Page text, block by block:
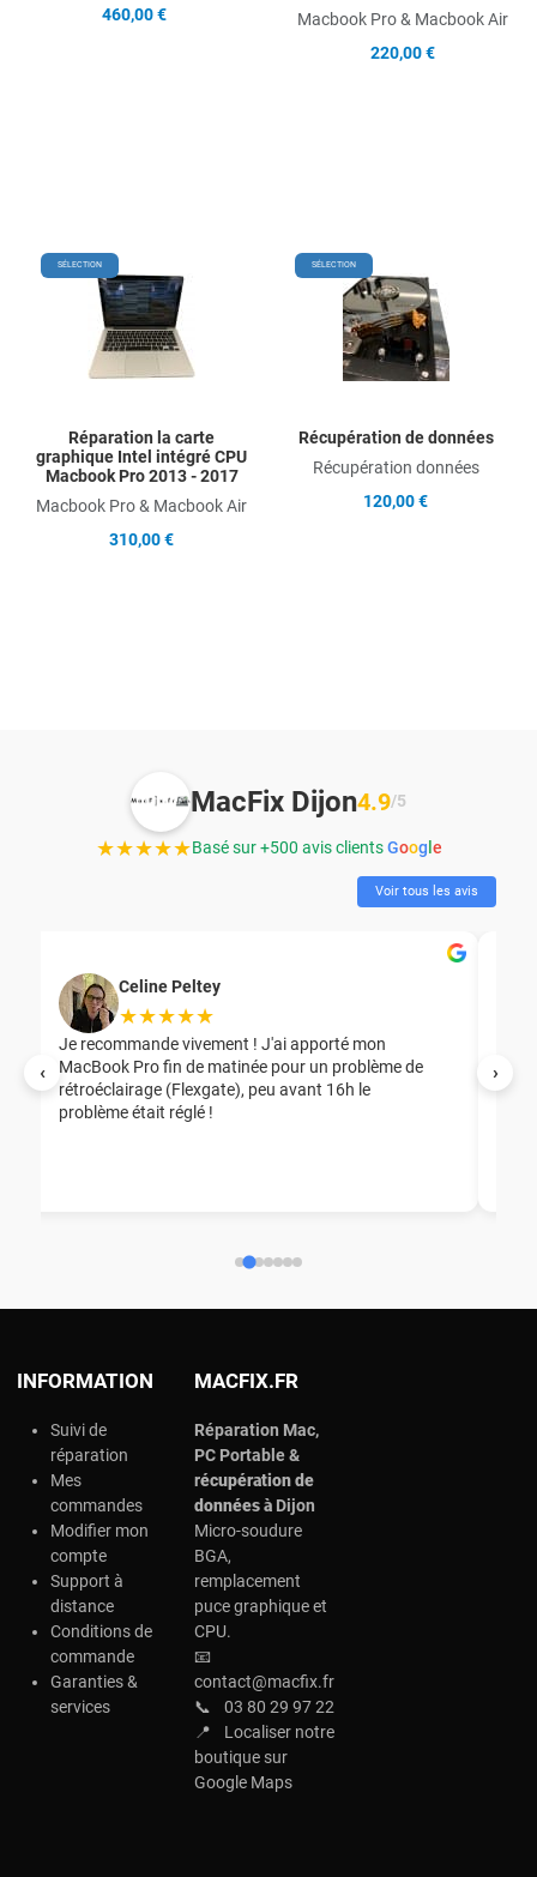
460,00 €
Macbook Pro & Macbook Air
220,00 €
SÉLECTION Add to Wishlist
Add to Compare
Réparation la carte
graphique Intel intégré CPU
Macbook Pro 2013 - 2017
Macbook Pro & Macbook Air
310,00 €
SÉLECTION
Récupération de données
Récupération données
120,00 €
‹ ›
MacFix Dijon4.9/5
★★★★★Basé sur +500 avis clientsGoogle
Voir tous les avis
Celine Peltey
★★★★★
Je recommande vivement ! J'ai apporté mon
MacBook Pro fin de matinée pour un problème de
rétroéclairage (Flexgate), peu avant 16h le
problème était réglé !
INFORMATION
Suivi de
réparation
Mes
commandes
Modifier mon
compte
Support à
distance
Conditions de
commande
Garanties &
services
MACFIX.FR
Réparation Mac,
PC Portable &
récupération de
données àDijon
Micro-soudure
BGA,
remplacement
puce graphique et
CPU.
📧
contact@macfix.fr
📞
03 80 29 97 22
📍
Localiser notre
boutique sur
Google Maps